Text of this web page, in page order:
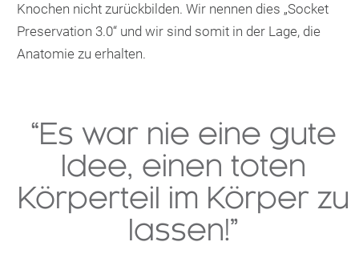
Knochen nicht zurückbilden. Wir nennen dies „Socket
Preservation 3.0“ und wir sind somit in der Lage, die
Anatomie zu erhalten.
“Es war nie eine gute
Idee, einen toten
Körperteil im Körper zu
lassen!”